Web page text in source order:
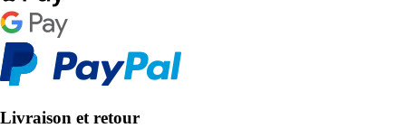
Livraison et retour